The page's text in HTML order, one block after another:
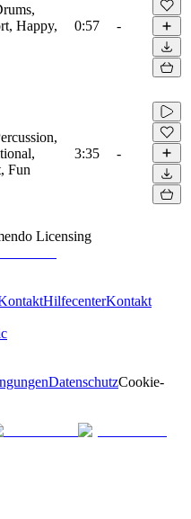
Happy,
0:57 -
Fun
3:35 -
Licensing
HilfecenterKontakt
DatenschutzCookie-